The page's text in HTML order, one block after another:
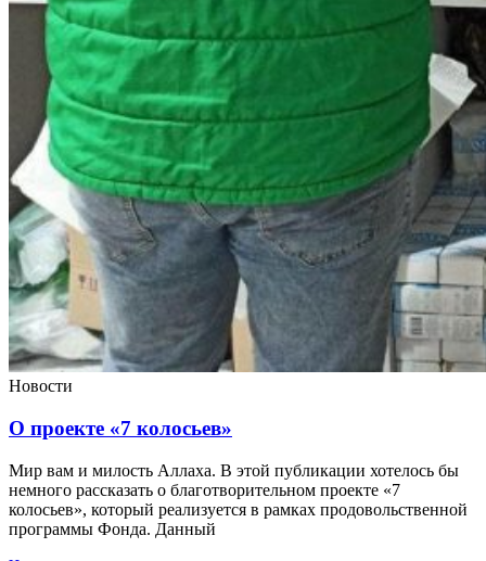
Новости
О проекте «7 колосьев»
Мир вам и милость Аллаха. В этой публикации хотелось бы
немного рассказать о благотворительном проекте «7
колосьев», который реализуется в рамках продовольственной
программы Фонда. Данный